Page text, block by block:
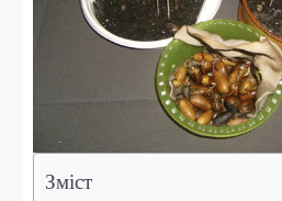
Зміст